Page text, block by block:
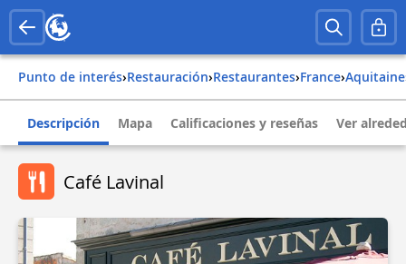
Punto de interés› Restauración› Restaurantes› france› aquitaine
Descripción Mapa Calificaciones y reseñas Ver
Café Lavinal